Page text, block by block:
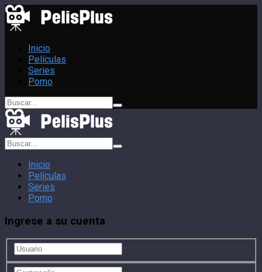
Inicio
Películas
Series
Porno
Inicio
Películas
Series
Porno
Ingrese a su cuenta